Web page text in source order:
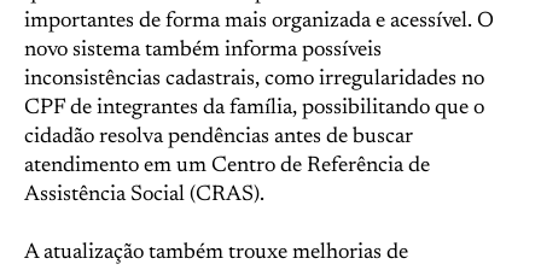
importantes de forma mais organizada e acessível. O
novo sistema também informa possíveis
inconsistências cadastrais, como irregularidades no
CPF de integrantes da família, possibilitando que o
cidadão resolva pendências antes de buscar
atendimento em um Centro de Referência de
Assistência Social (CRAS).
A atualização também trouxe melhorias de